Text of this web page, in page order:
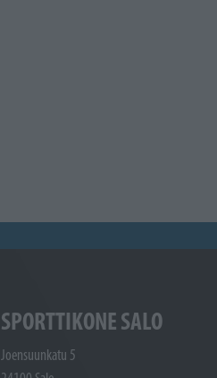
SPORTTIKONE SALO
Joensuunkatu 5